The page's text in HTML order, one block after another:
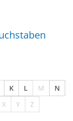
K L M
N
X Y
Z